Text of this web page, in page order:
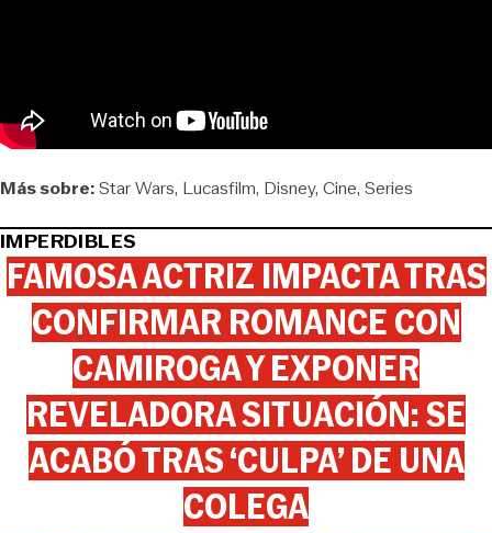
Más sobre:Star Wars Lucasfilm Disney Cine Series
IMPERDIBLES
FAMOSA ACTRIZ IMPACTA TRAS
CONFIRMAR ROMANCE CON
CAMIROGA Y EXPONER
REVELADORA SITUACIÓN: SE
ACABÓ TRAS ‘CULPA’ DE UNA
COLEGA